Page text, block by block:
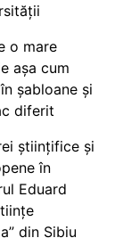
o mare
așa cum
șabloane și
diferit
științifice și
în
Eduard
din Sibiu